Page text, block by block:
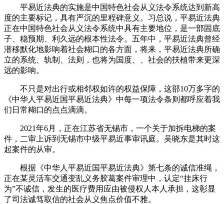
平易近法典的实施是中国特色社会从义法令系统达到新高
度的主要标记，具有严沉的里程碑意义。习总说，平易近法典
正在中国特色社会从义法令系统中具有主要地位，是一部固底
子、稳预期、利久远的根本性法令。五年中，平易近法典曾经
潜移默化地影响着社会糊口的各方面，将来，平易近法典所确
立的系统、轨制、法则，也将为国度、、社会的扶植带来更深
远的影响。
不只是对出行或相邻权如许的权益保障，这部10万多字的
《中华人平易近国平易近法典》中每一项法令条则都呼应着我
们日常糊口的点点滴滴。
2021年6月，正在江苏省无锡市，一个关于加拆电梯的案
件，二审上诉到无锡市中级平易近事审讯庭。吴晓东是其时这
起案件的从审。
根据《中华人平易近国平易近法典》第七条的诚信准绳，
正在某灵活车交通变乱义务胶葛案件审理中，认定“挂床行
为”不诚信，发生的医疗费用应由被侵权人本人承担，这彰显
了司法诚笃取信的社会从义焦点价值不雅。